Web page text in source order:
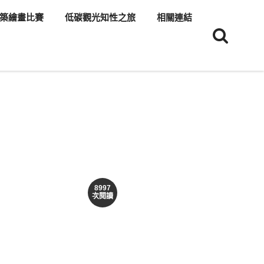
繪畫比賽 低碳觀光知性之旅 相關連結
8997
次閱讀